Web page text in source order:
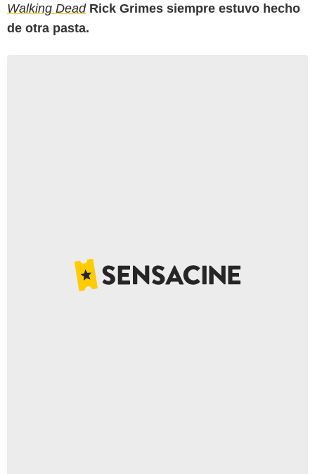
Walking Dead Rick Grimes siempre estuvo hecho
de otra pasta.